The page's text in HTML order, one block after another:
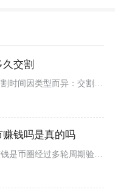
交割
比特币合约的交割时间因类型而异：交割合约有固定周期，当周/次周为每周五，季度合约为季度末最后一个周五；永续合约无交割时间。在加密货币市场中，交割合约是有明确到期日的标准化合约，主流交易所均遵循“周五交割”的核心规则，以UTC+8时区为例，当周合约指距离交易日最近的周五交割，次周合约则为第二个周五，交割时刻普遍为16:00。以OKX为例，其当周、次周交割合约均在每周五16:00（UTC+8）结算，季度合约则固定为3、6、9、12月最后一个周五的16:00，且交割前10分钟仅允许
钱吗是真的吗